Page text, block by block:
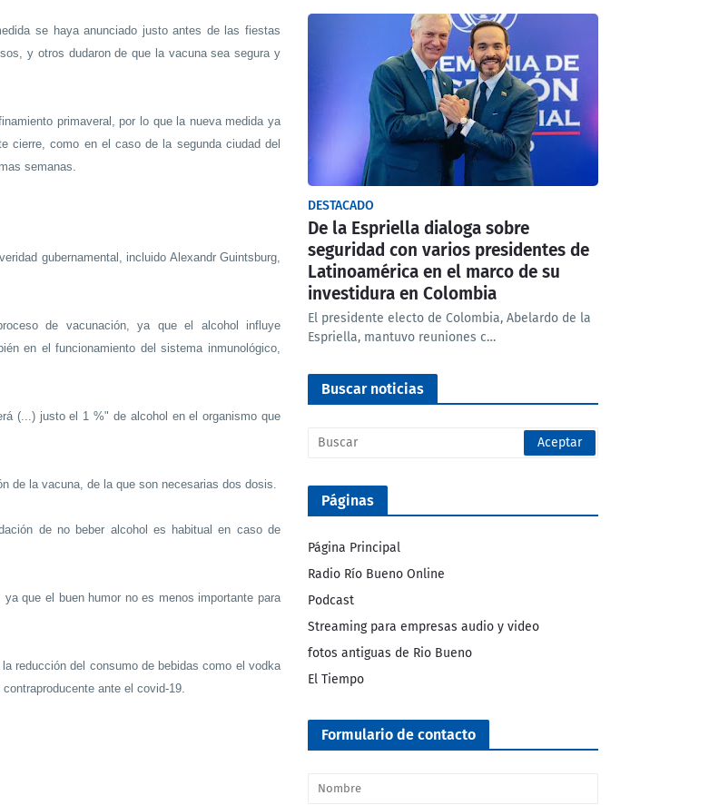
se haya anunciado justo antes de las fiestas
y otros dudaron de que la vacuna sea segura y
primaveral, por lo que la nueva medida ya
cierre, como en el caso de la segunda ciudad del
semanas.
gubernamental, incluido Alexandr Guintsburg,
de vacunación, ya que el alcohol influye
en el funcionamiento del sistema inmunológico,
(...) justo el 1 %" de alcohol en el organismo que
de la vacuna, de la que son necesarias dos dosis.
de no beber alcohol es habitual en caso de
que el buen humor no es menos importante para
reducción del consumo de bebidas como el vodka
ante el covid-19.
DESTACADO
De la Espriella dialoga sobre
seguridad con varios presidentes de
Latinoamérica en el marco de su
investidura en Colombia
El presidente electo de Colombia, Abelardo de la
Espriella, mantuvo reuniones c…
Buscar noticias
Páginas
Página Principal
Radio Río Bueno Online
Podcast
Streaming para empresas audio y video
fotos antiguas de Rio Bueno
El Tiempo
Formulario de contacto